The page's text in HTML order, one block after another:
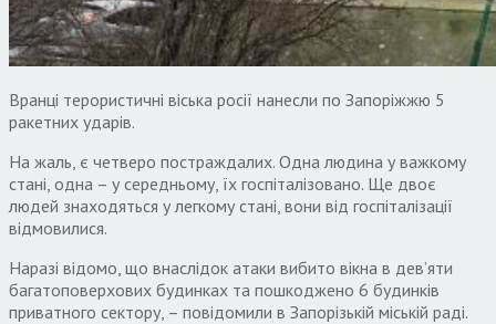
Вранці терористичні віська росії нанесли по Запоріжжю 5
ракетних ударів.
На жаль, є четверо постраждалих. Одна людина у важкому
стані, одна – у середньому, їх госпіталізовано. Ще двоє
людей знаходяться у легкому стані, вони від госпіталізації
відмовилися.
Наразі відомо, що внаслідок атаки вибито вікна в девʼяти
багатоповерхових будинках та пошкоджено 6 будинків
приватного сектору, – повідомили в Запорізькій міській раді.